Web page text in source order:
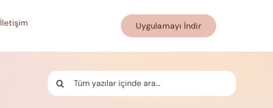
İletişim Uygulamayı İndir
Ara: